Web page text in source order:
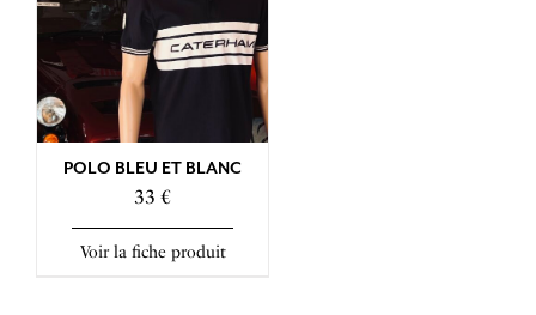
POLO BLEU ET BLANC
33 €
Voir la fiche produit